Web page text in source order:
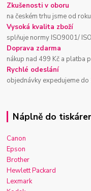
Zkušenosti v oboru
na českém trhu jsme od
Vysoká kvalita zboží
splňuje normy ISO9001/
Doprava zdarma
nákup nad 499 Kč a platba
Rychlé odeslání
objednávky expedujeme do
Náplně do
Canon
Epson
Brother
Hewlett Packard
Lexmark